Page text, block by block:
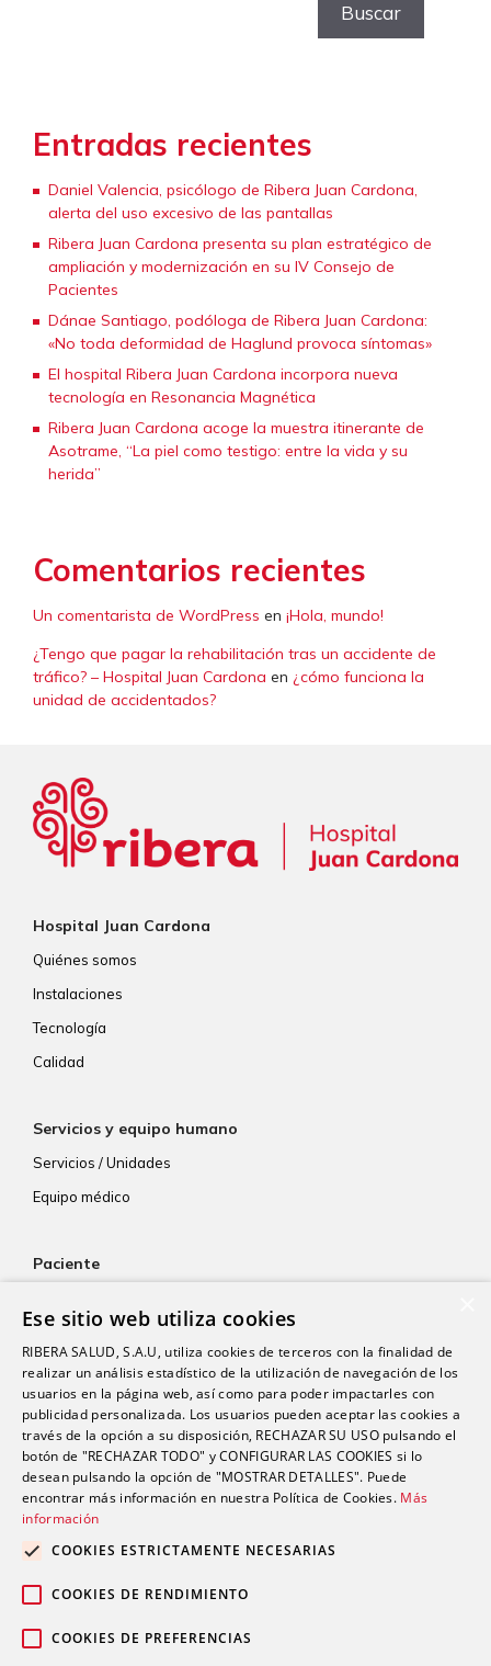
Buscar
Entradas recientes
Daniel Valencia, psicólogo de Ribera Juan Cardona,
alerta del uso excesivo de las pantallas
Ribera Juan Cardona presenta su plan estratégico de
ampliación y modernización en su IV Consejo de
Pacientes
Dánae Santiago, podóloga de Ribera Juan Cardona:
«No toda deformidad de Haglund provoca síntomas»
El hospital Ribera Juan Cardona incorpora nueva
tecnología en Resonancia Magnética
Ribera Juan Cardona acoge la muestra itinerante de
Asotrame, “La piel como testigo: entre la vida y su
herida”
Comentarios recientes
Un comentarista de WordPress en ¡Hola, mundo!
¿Tengo que pagar la rehabilitación tras un accidente de
tráfico? – Hospital Juan Cardona en ¿cómo funciona la
unidad de accidentados?
Hospital Juan Cardona
Quiénes somos
Instalaciones
Tecnología
Calidad
Servicios y equipo humano
Servicios / Unidades
Equipo médico
Paciente
Aseguradoras
Resultados de laboratorio
Consentimiento informado
Paciente internacional
Actualidad
Contacto
Ese sitio web utiliza cookies
RIBERA SALUD, S.A.U, utiliza cookies de terceros con la finalidad de
realizar un análisis estadístico de la utilización de navegación de los
usuarios en la página web, así como para poder impactarles con
publicidad personalizada. Los usuarios pueden aceptar las cookies a
través de la opción a su disposición, RECHAZAR SU USO pulsando el
botón de "RECHAZAR TODO" y CONFIGURAR LAS COOKIES si lo
desean pulsando la opción de "MOSTRAR DETALLES". Puede
encontrar más información en nuestra Política de Cookies. Más
información
COOKIES ESTRICTAMENTE NECESARIAS
COOKIES DE RENDIMIENTO
COOKIES DE PREFERENCIAS